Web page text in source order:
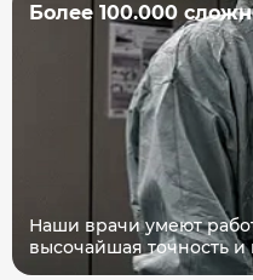
Более 100.000
Наши врачи умеют
высочайшая точность